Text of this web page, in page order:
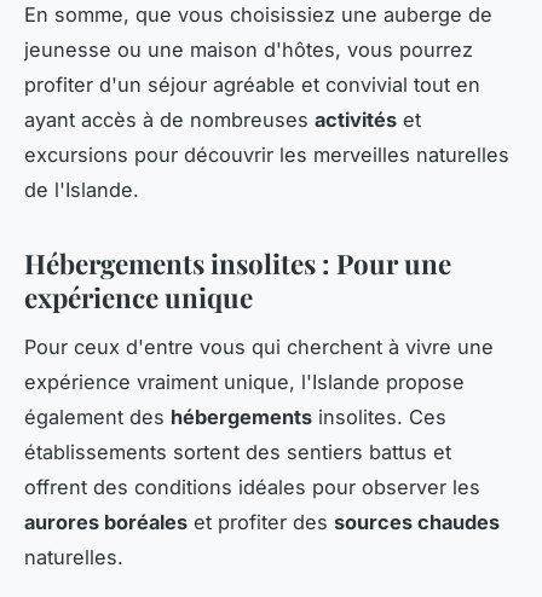
En somme, que vous choisissiez une auberge de
jeunesse ou une maison d'hôtes, vous pourrez
profiter d'un séjour agréable et convivial tout en
ayant accès à de nombreuses activités et
excursions pour découvrir les merveilles naturelles
de l'Islande.
Hébergements insolites : Pour une
expérience unique
Pour ceux d'entre vous qui cherchent à vivre une
expérience vraiment unique, l'Islande propose
également des hébergements insolites. Ces
établissements sortent des sentiers battus et
offrent des conditions idéales pour observer les
aurores boréales et profiter des sources chaudes
naturelles.